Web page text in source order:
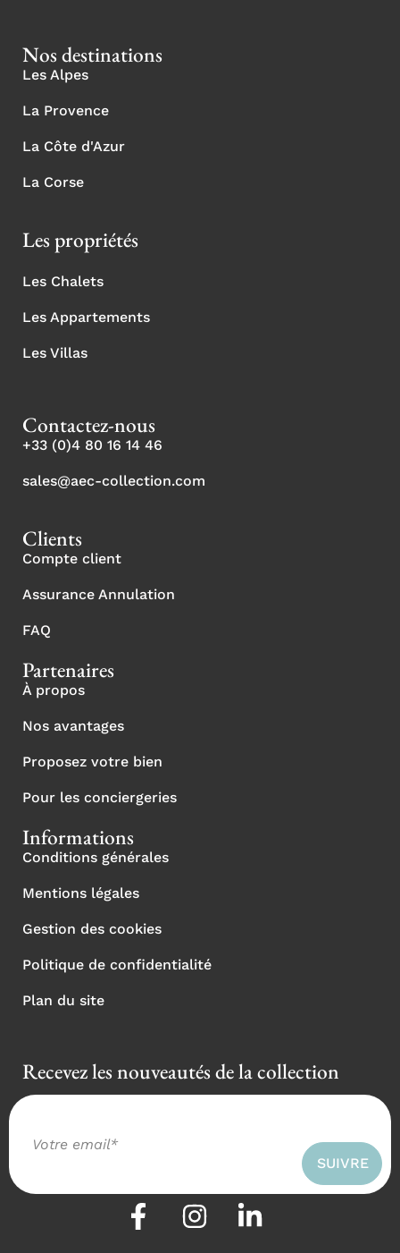
Nos destinations
Les Alpes
La Provence
La Côte d'Azur
La Corse
Les propriétés
Les Chalets
Les Appartements
Les Villas
Contactez-nous
+33 (0)4 80 16 14 46
sales@aec-collection.com
Clients
Compte client
Assurance Annulation
FAQ
Partenaires
À propos
Nos avantages
Proposez votre bien
Pour les conciergeries
Informations
Conditions générales
Mentions légales
Gestion des cookies
Politique de confidentialité
Plan du site
Recevez les nouveautés de la collection